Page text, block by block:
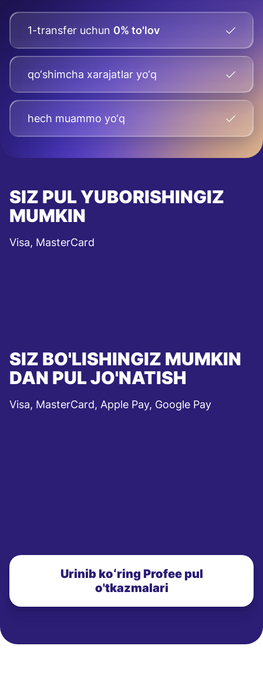
1-transfer uchun 0% to'lov
qo‘shimcha xarajatlar yo‘q
hech muammo yo‘q
SIZ PUL YUBORISHINGIZ
MUMKIN
Visa, MasterCard
SIZ BO'LISHINGIZ MUMKIN
DAN PUL JO'NATISH
Visa, MasterCard, Apple Pay, Google Pay
Urinib koʻring Profee pul
o'tkazmalari